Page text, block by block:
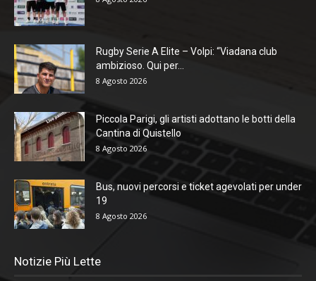
Rugby Serie A Elite – Volpi: “Viadana club
ambizioso. Qui per...
8 Agosto 2026
Piccola Parigi, gli artisti adottano le botti della
Cantina di Quistello
8 Agosto 2026
Bus, nuovi percorsi e ticket agevolati per under
19
8 Agosto 2026
Notizie Più Lette